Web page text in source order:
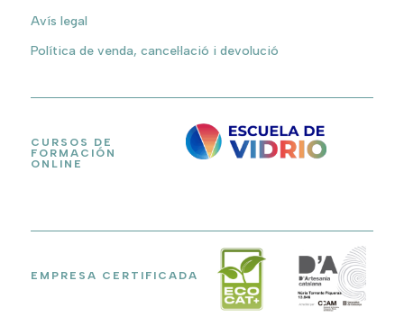
Avís legal
Política de venda, cancel·lació i devolució
CURSOS DE
FORMACIÓN
ONLINE
EMPRESA CERTIFICADA